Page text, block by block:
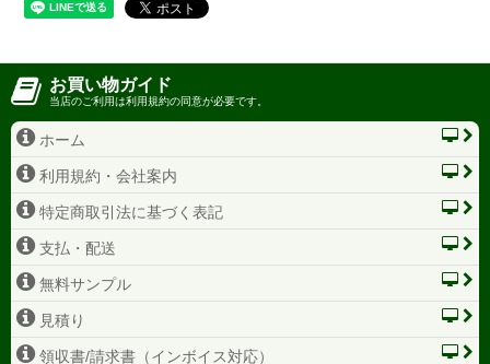
お買い物ガイド
当店のご利用は利用規約の同意が必要です。
ホーム
利用規約・会社案内
特定商取引法に基づく表記
支払・配送
無料サンプル
見積り
領収書/請求書（インボイス対応）